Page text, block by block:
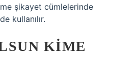
şikayet cümlelerinde
kullanılır.
KIME